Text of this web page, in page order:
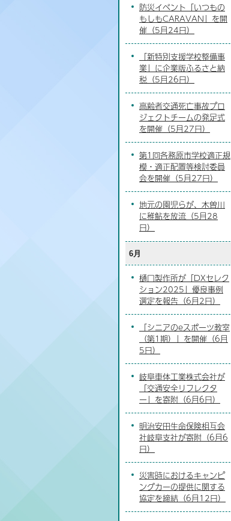
防災イベント「いつもの
もしもCARAVAN」を開
催（5月24日）
「新特別支援学校整備事
業」に企業版ふるさと納
税（5月26日）
高齢者交通死亡事故プロ
ジェクトチームの発足式
を開催（5月27日）
第1回各務原市学校適正規
模・適正配置等検討委員
会を開催（5月27日）
地元の園児らが、木曽川
に稚鮎を放流（5月28
日）
6月
樋口製作所が「DXセレク
ション2025」優良事例
選定を報告（6月2日）
「シニアのeスポーツ教室
（第1期）」を開催（6月
5日）
岐阜車体工業株式会社が
「交通安全リフレクタ
ー」を寄附（6月6日）
明治安田生命保険相互会
社岐阜支社が寄附（6月6
日）
災害時におけるキャンピ
ングカーの提供に関する
協定を締結（6月12日）